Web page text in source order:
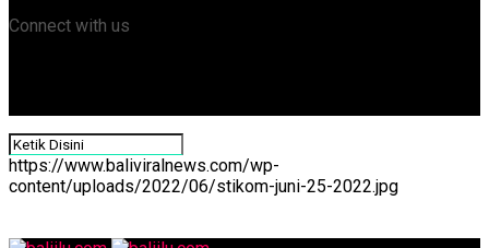
Connect with us
https://www.baliviralnews.com/wp-
content/uploads/2022/06/stikom-juni-25-2022.jpg